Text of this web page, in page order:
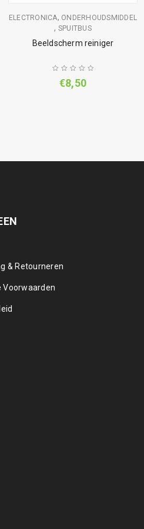
ELECTRONICA, ONDERHOUDSMIDDEL
, SPUITBUS
Beeldscherm reiniger
€8,50
& Retourneren
Voorwaarden